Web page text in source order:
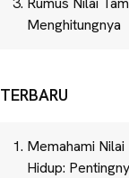
Menghitungnya
TERBARU
Memahami
Hidup: